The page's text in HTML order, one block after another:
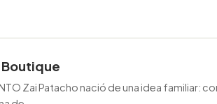
Boutique
Zai Patacho nació de una idea familiar: